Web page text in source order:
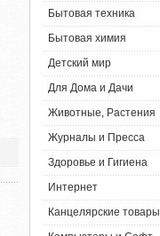
Бытовая техника
Бытовая химия
Детский мир
Для Дома и Дачи
Животные, Растения
Журналы и Пресса
Здоровье и Гигиена
Интернет
Канцелярские товары